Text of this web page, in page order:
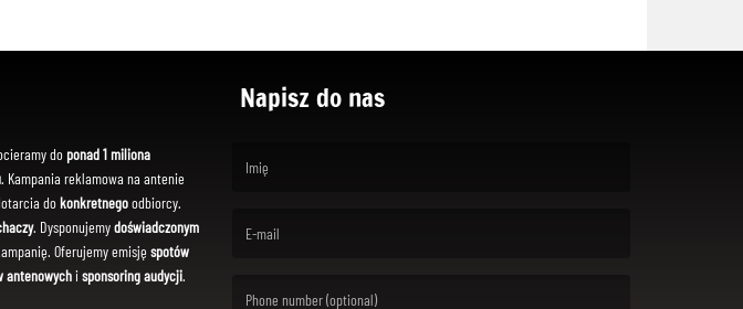
do ponad 1 miliona
. Kampania reklamowa na antenie
dokonkretnegoodbiorcy.
. Dysponujemydoświadczonym
Oferujemy emisję spotów
antenowychi sponsoring audycji.
Napisz do nas